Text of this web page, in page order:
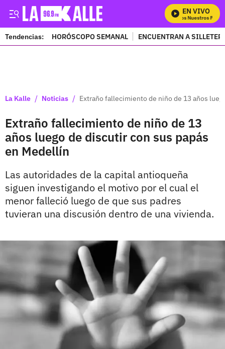
EN VIVO
Mira Todos Nuestros
Tendencias: HORÓSCOPO SEMANAL ENCUENTRAN A
La Kalle / Noticias / Extraño fallecimiento de niño de 13 años
Extraño fallecimiento de niño de 13
años luego de discutir con sus papás
en Medellín
Las autoridades de la capital antioqueña
siguen investigando el motivo por el cual el
menor falleció luego de que sus padres
tuvieran una discusión dentro de una vivienda.